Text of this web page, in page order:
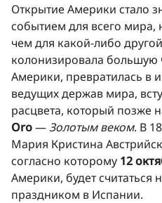
Открытие Америки стало
событием для всего
чем для какой-либо
колонизировала большую
Америки, превратилась в
ведущих держав мира,
расцвета, который позже
Oro—Золотым веком. В
Мария Кристина
согласно которому 12
Америки, будет считаться
праздником в Испании.